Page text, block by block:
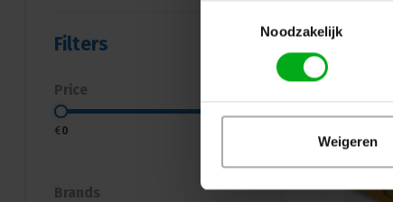
Noodzakelijk
Weigeren
Filters
Price
€0
Brands